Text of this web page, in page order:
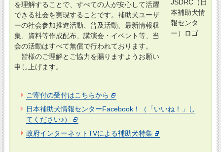
を理解することで、すべての人が安心して活躍
できる社会を実現することです。補助犬ユーザ
ーの社会参加推進活動、普及活動、最新情報収
集、資料等作成配布、講演会・イベント等、当
会の活動はすべて無償で行われております。
皆様のご理解とご協力を賜りますようお願い
申し上げます。
ご寄付の受付はこちらから
日本補助犬情報センターFacebook！（「いいね！」し
てください♪）
政府インターネットTVによる補助犬特集